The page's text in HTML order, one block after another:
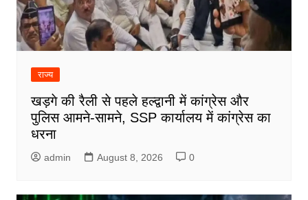
राज्य
खड़गे की रैली से पहले हल्द्वानी में कांग्रेस और
पुलिस आमने-सामने, SSP कार्यालय में कांग्रेस का
धरना
admin August 8, 2026 0